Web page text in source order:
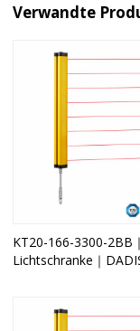
Verwandte
KT20-166-3300-2BB｜
Lichtschranke｜